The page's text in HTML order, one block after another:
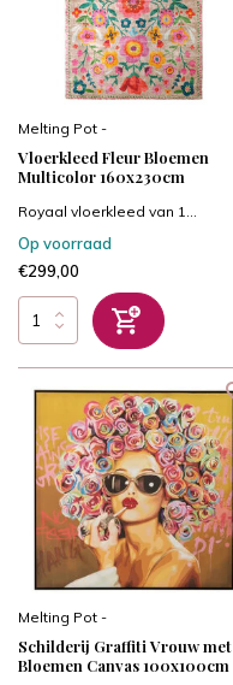
Melting Pot -
Vloerkleed Fleur Bloemen
Multicolor 160x230cm
Royaal vloerkleed van 1...
Op voorraad
€299,00
Melting Pot -
Schilderij Graffiti Vrouw met
Bloemen Canvas 100x100cm